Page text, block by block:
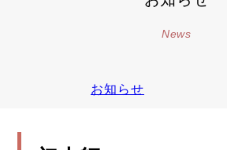
News
お知らせ